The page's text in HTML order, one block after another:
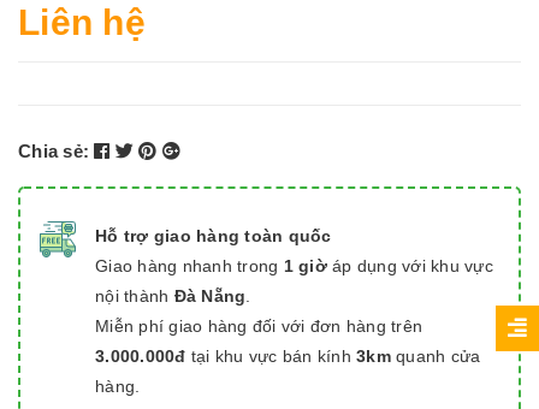
Liên hệ
Chia sẻ:
Hỗ trợ giao hàng toàn quốc
Giao hàng nhanh trong 1 giờáp dụng với khu vực
nội thành Đà Nẵng
Miễn phí giao hàng đối với đơn hàng trên
3.000.000đ tại khu vực bán kính 3kmquanh cửa
hàng.